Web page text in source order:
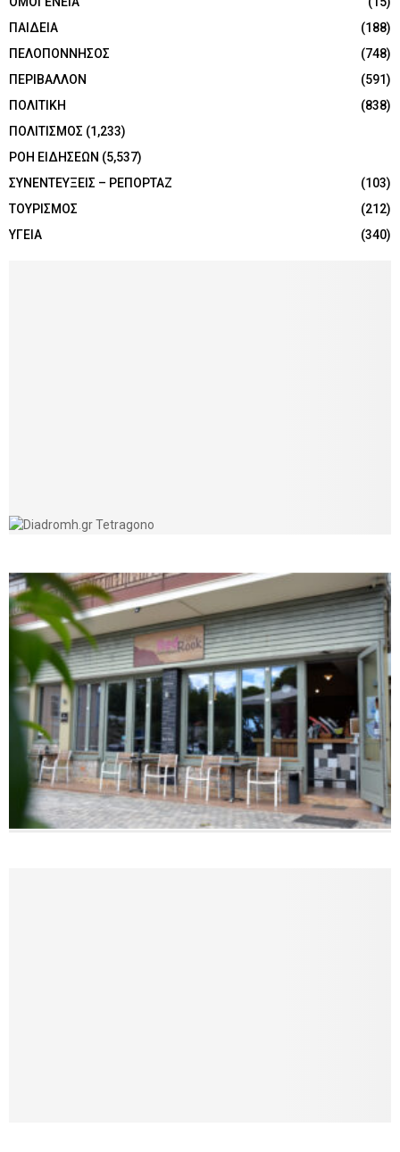
ΠΑΙΔΕΙΑ
(188)
ΠΕΛΟΠΟΝΝΗΣΟΣ
(748)
ΠΕΡΙΒΑΛΛΟΝ
(591)
ΠΟΛΙΤΙΚΗ
(838)
ΠΟΛΙΤΙΣΜΟΣ (1,233)
ΡΟΗ ΕΙΔΗΣΕΩΝ (5,537)
ΣΥΝΕΝΤΕΥΞΕΙΣ – ΡΕΠΟΡΤΑΖ
(103)
ΤΟΥΡΙΣΜΟΣ
(212)
ΥΓΕΙΑ
(340)